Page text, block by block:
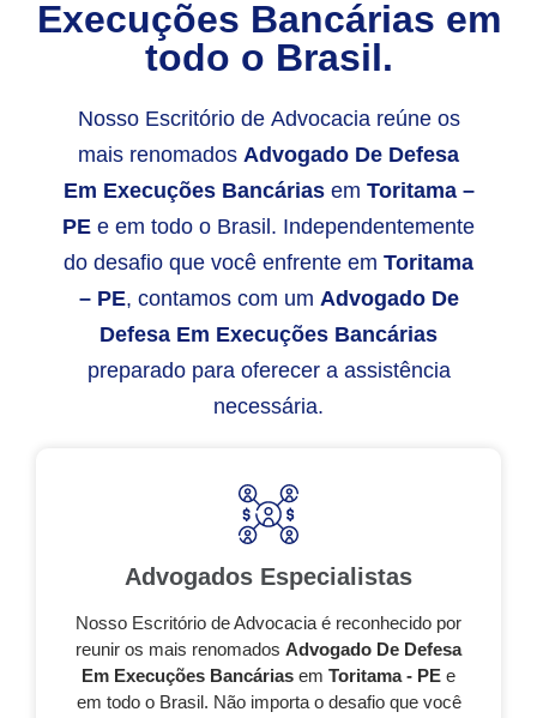
Execuções Bancárias em
todo o Brasil.
Nosso Escritório de Advocacia reúne os
mais renomados Advogado De Defesa
Em Execuções Bancáriasem Toritama –
PE e em todo o Brasil. Independentemente
do desafio que você enfrente em Toritama
– PE, contamos com um Advogado De
Defesa Em Execuções Bancárias
preparado para oferecer a assistência
necessária.
Advogados Especialistas
Nosso Escritório de Advocacia é reconhecido por
reunir os mais renomados Advogado De Defesa
Em Execuções Bancárias em Toritama - PE e
em todo o Brasil. Não importa o desafio que você